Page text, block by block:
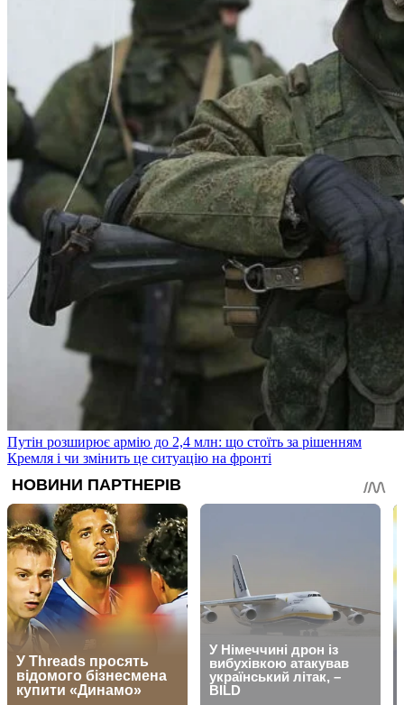
Путін розширює армію до 2,4 млн: що стоїть за рішенням
Кремля і чи змінить це ситуацію на фронті